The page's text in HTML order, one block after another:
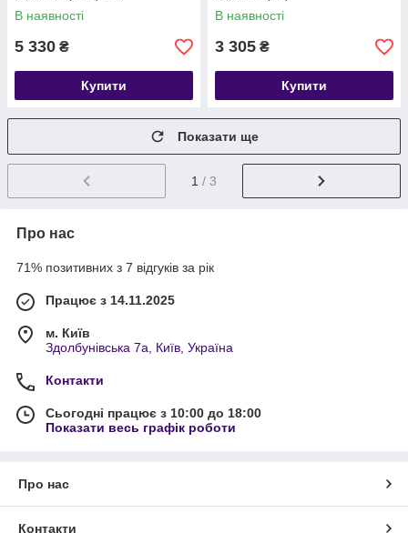
В наявності
5 330 ₴
Купити
В наявності
3 305 ₴
Купити
Показати ще
1 / 3
Про нас
71% позитивних з 7 відгуків за рік
Працює з 14.11.2025
м. Київ
Здолбунівська 7а, Київ, Україна
Контакти
Сьогодні працює з 10:00 до 18:00
Показати весь графік роботи
Про нас
Контакти